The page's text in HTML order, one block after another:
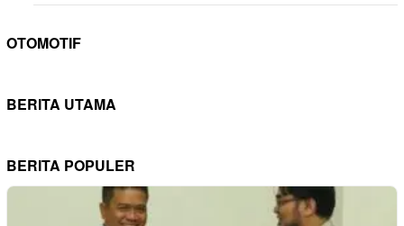
OTOMOTIF
BERITA UTAMA
BERITA POPULER